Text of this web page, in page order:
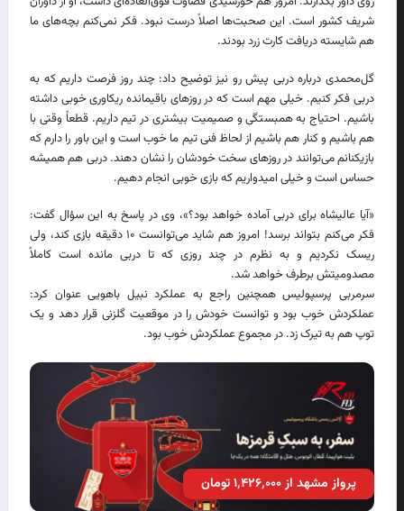
شریف کشور است. این صحبت‌ها اصلاً درست نبود. فکر نمی‌کنم بچه‌های ما
هم شایسته دریافت کارت زرد بودند.
گل‌محمدی درباره دربی پیش رو نیز توضیح داد: چند روز فرصت داریم که به
دربی فکر کنیم. خیلی مهم است که در روزهای باقیمانده ریکاوری خوبی داشته
باشیم. احتیاج به همبستگی و صمیمیت بیشتری در تیم داریم. قطعاً وقتی با
هم باشیم و کنار هم باشیم از لحاظ فنی تیم ما خوب است و این باور را دارم که
بازیکنانم می‌توانند در روزهای سخت خودشان را نشان دهند. دربی هم همیشه
حساس است و خیلی امیدواریم که بازی خوبی انجام دهیم.
«آیا عالیشاه برای دربی آماده خواهد بود؟»، وی در پاسخ به این سؤال گفت:
فکر می‌کنم بتواند برسد! امروز هم شاید می‌توانست ۱۰ دقیقه بازی کند، ولی
ریسک نکردیم و به نظرم در چند روزی که تا دربی مانده است کاملاً‌
مصدومیتش برطرف خواهد شد.
سرمربی پرسپولیس همچنین راجع به عملکرد نبیل باهویی عنوان کرد:
عملکردش خوب بود و توانست خودش را در موقعیت گلزنی قرار دهد و یک
توپ هم به تیرک زد. در مجموع عملکردش خوب بود.
پرواز مشهد از ۱٬۴۲۶٬۰۰۰ تومان